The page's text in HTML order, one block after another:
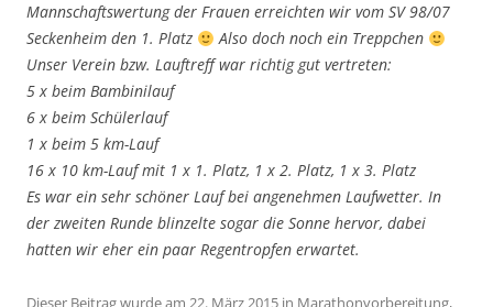
Mannschaftswertung der Frauen erreichten wir vom SV 98/07
Seckenheim den 1. Platz
Also doch noch ein Treppchen
Unser Verein bzw. Lauftreff war richtig gut vertreten:
5 x beim Bambinilauf
6 x beim Schülerlauf
1 x beim 5 km-Lauf
16 x 10 km-Lauf mit 1 x 1. Platz, 1 x 2. Platz, 1 x 3. Platz
Es war ein sehr schöner Lauf bei angenehmen Laufwetter. In
der zweiten Runde blinzelte sogar die Sonne hervor, dabei
hatten wir eher ein paar Regentropfen erwartet.